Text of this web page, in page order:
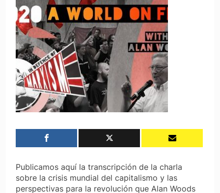
Publicamos aquí la transcripción de la charla
sobre la crisis mundial del capitalismo y las
perspectivas para la revolución que Alan Woods